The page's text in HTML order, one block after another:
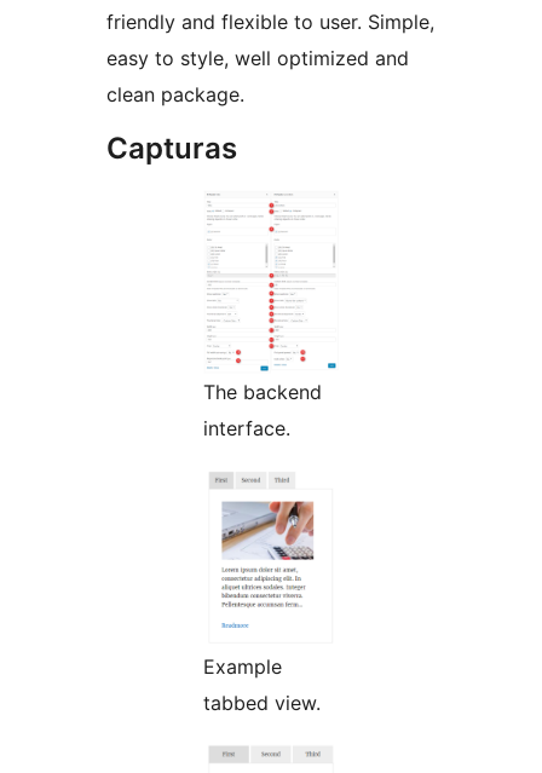
friendly and flexible to user. Simple,
easy to style, well optimized and
clean package.
Capturas
The backend
interface.
Example
tabbed view.